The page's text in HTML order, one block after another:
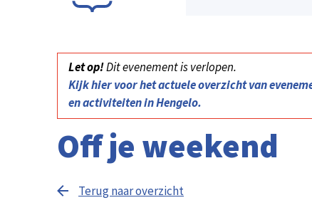
Let op!Dit evenement is verlopen.
Kijk hier voor het actuele overzicht van
en activiteiten in Hengelo.
Off je weekend
Terug naar overzicht